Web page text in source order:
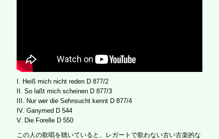
I. Heiß mich nicht reden D 877/2
II. So laßt mich scheinen D 877/3
III. Nur wer die Sehnsucht kennt D 877/4
IV. Ganymed D 544
V. Die Forelle D 550
この人の歌唱を聴いていると、レガートで歌わない古い古楽的な